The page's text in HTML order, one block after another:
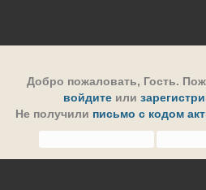
Добро пожаловать, Гость.
войдите или
Не получили письмо с кодом